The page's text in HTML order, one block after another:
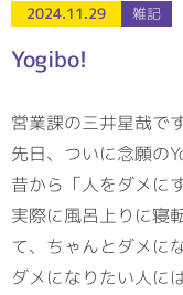
私たちのこと
特設サイト
施工実績
2024.11.29 雑記
Yogibo!
営業課の三井星哉です
先日、ついに念願の
昔から「人をダメに
実際に風呂上りに寝
て、ちゃんとダメに
ダメになりたい人に